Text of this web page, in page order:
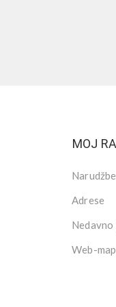
MOJ
Narudžbe
Adrese
Web-